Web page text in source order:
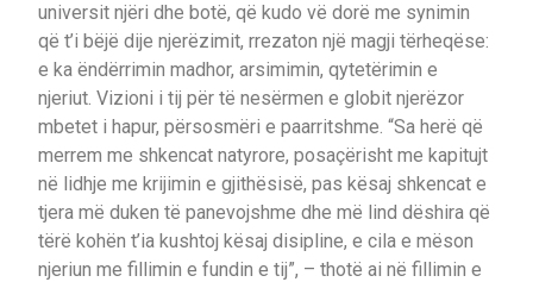
universit njëri dhe botë, që kudo vë dorë me synimin
që t’i bëjë dije njerëzimit, rrezaton një magji tërheqëse:
e ka ëndërrimin madhor, arsimimin, qytetërimin e
njeriut. Vizioni i tij për të nesërmen e globit njerëzor
mbetet i hapur, përsosmëri e paarritshme. “Sa herë që
merrem me shkencat natyrore, posaçërisht me kapitujt
në lidhje me krijimin e gjithësisë, pas kësaj shkencat e
tjera më duken të panevojshme dhe më lind dëshira që
tërë kohën t’ia kushtoj kësaj disipline, e cila e mëson
njeriun me fillimin e fundin e tij”, – thotë ai në fillimin e